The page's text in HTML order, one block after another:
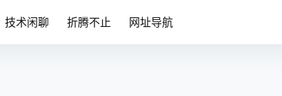
技术闲聊 折腾不止 网址导航